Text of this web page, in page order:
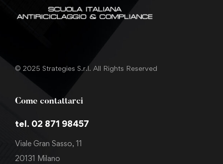
© 2025 Strategies S.r.l. All Rights Reserved
Come contattarci
tel. 02 871 98457
Viale Gran Sasso, 11
20131 Milano